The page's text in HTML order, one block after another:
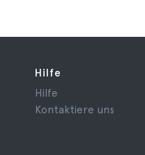
Hilfe
Hilfe
Kontaktiere uns